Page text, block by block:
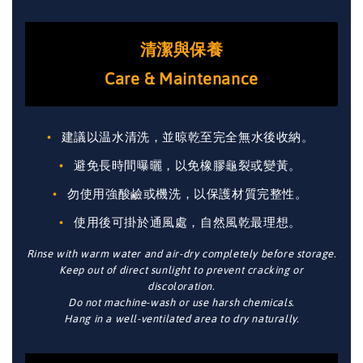
清潔與保養
Care & Maintenance
建議以温水清洗，並晾乾至完全無水後收納。
避免長時間曝曬，以免橡膠龜裂或變黃。
勿使用強酸鹼或機洗，以保護材質完整性。
使用後可掛於通風處，自然風乾最理想。
Rinse with warm water and air-dry completely before storage.
Keep out of direct sunlight to prevent cracking or
discoloration.
Do not machine-wash or use harsh chemicals.
Hang in a well-ventilated area to dry naturally.